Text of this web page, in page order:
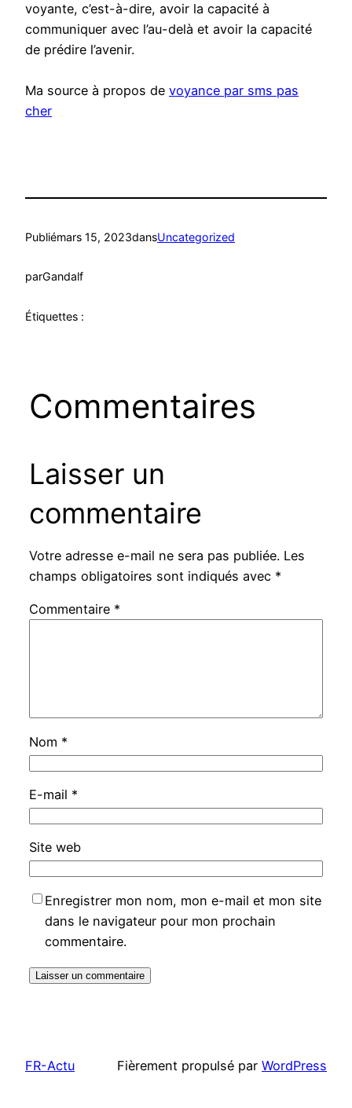
voyante, c’est-à-dire, avoir la capacité à
communiquer avec l’au-delà et avoir la capacité
de prédire l’avenir.
Ma source à propos de voyance par sms pas
cher
Publiémars 15, 2023dansUncategorized
parGandalf
Étiquettes :
Commentaires
Laisser un
commentaire
Votre adresse e-mail ne sera pas publiée. Les
champs obligatoires sont indiqués avec *
Commentaire *
Nom *
E-mail *
Site web
Enregistrer mon nom, mon e-mail et mon site
dans le navigateur pour mon prochain
commentaire.
FR-Actu Fièrement propulsé par WordPress